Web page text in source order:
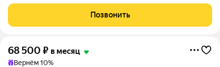
студия в арендном доме «Символ» от ДОМ.РФ. №48 Доступна
рассрочка оплаты депозита на 3 месяца!
Позвонить
68 500 ₽ в месяц
Вернём 10%